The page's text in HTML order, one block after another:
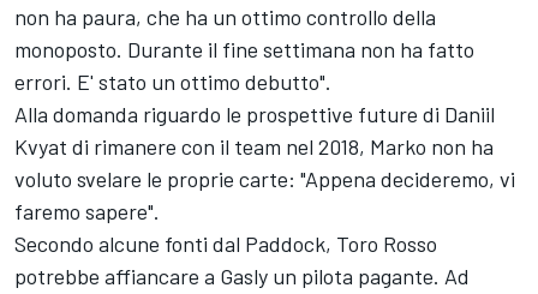
non ha paura, che ha un ottimo controllo della
monoposto. Durante il fine settimana non ha fatto
errori. E' stato un ottimo debutto".
Alla domanda riguardo le prospettive future di Daniil
Kvyat di rimanere con il team nel 2018, Marko non ha
voluto svelare le proprie carte: "Appena decideremo, vi
faremo sapere".
Secondo alcune fonti dal Paddock, Toro Rosso
potrebbe affiancare a Gasly un pilota pagante. Ad